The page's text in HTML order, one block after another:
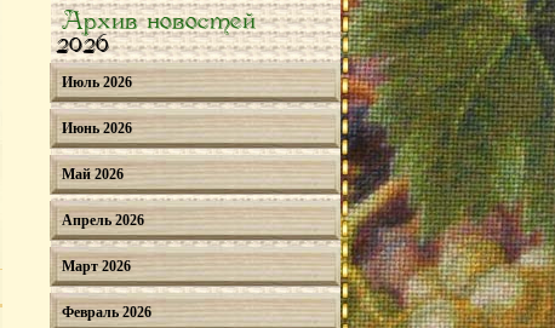
Архив новостей
2026
Июль 2026
Июнь 2026
Май 2026
Апрель 2026
Март 2026
Февраль 2026